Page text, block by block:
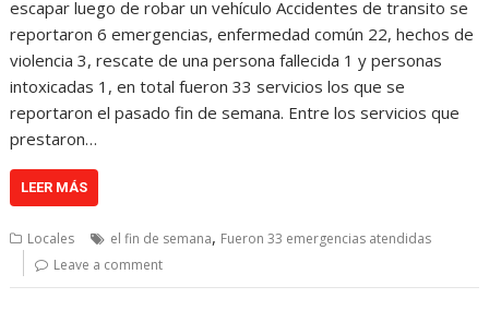
escapar luego de robar un vehículo Accidentes de transito se
reportaron 6 emergencias, enfermedad común 22, hechos de
violencia 3, rescate de una persona fallecida 1 y personas
intoxicadas 1, en total fueron 33 servicios los que se
reportaron el pasado fin de semana. Entre los servicios que
prestaron…
LEER MÁS
Locales el fin de semana, Fueron 33 emergencias atendidas
Leave a comment